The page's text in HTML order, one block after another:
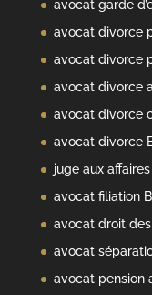
avocat garde
avocat divorce
avocat divorce
avocat divorce
avocat divorce
avocat divorce
juge aux
avocat filiation
avocat droit
avocat
avocat pension